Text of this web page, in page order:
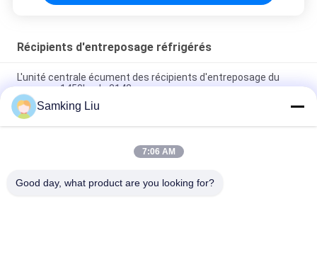
Récipients d'entreposage réfrigérés
L'unité centrale écument des récipients d'entreposage du
cargueur 1450kg de 3142mm
récipients d'entreposage réfrigérés de degré de 20ft pour le
camion
Le stockage R134a 40gp de nourriture a frigorifié des
Samking Liu
7:06 AM
Good day, what product are you looking for?